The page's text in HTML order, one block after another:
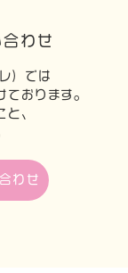
わせ
）では
おります。
と、
わせ